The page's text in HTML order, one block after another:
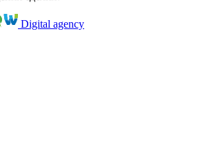
на сторонних
в том числе на различных сайтах
компаний «УСК» ответственности
квартир, сопровождение сделки,
т.д. плата не взимается.
принимает мат. капитал по
не работает с опекой.По
индивидуальное рассмотрение
сделки.